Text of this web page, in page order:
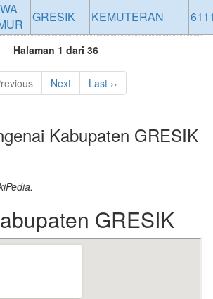
GRESIK KEMUTERAN
Halaman 1 dari 36
Next Last ››
Kabupaten GRESIK
GRESIK